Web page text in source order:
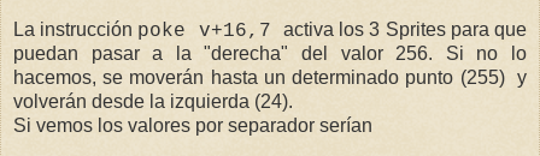
La instrucción poke v+16, 7 activa los 3 Sprites para que
puedan pasar a la "derecha" del valor 256. Si no lo
hacemos, se moverán hasta un determinado punto (255) y
volverán desde la izquierda (24).
Si vemos los valores por separador serían